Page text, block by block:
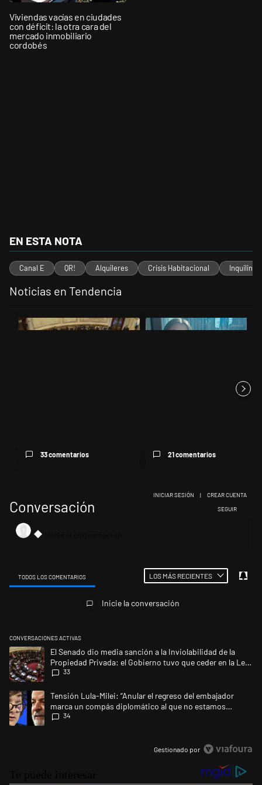
Viviendas vacías en ciudades
con déficit: la otra cara del
mercado inmobiliario
cordobés
EN ESTA NOTA
Canal E QR! Alquileres Crisis Habitacional Inquilinos
Noticias en Tendencia
Un artículo de tendencia con el título "El Senado dio media sanción
33 comentarios
Un artículo de tendencia con el
21 comentarios
Conversación SIGA ESTA
SEGUIR
INICIAR SESIÓN | CREAR CUENTA
TODOS LOS COMENTARIOS LOS MÁS RECIENTES
Inicie la conversación
CONVERSACIONES ACTIVAS
Este listado muestra los artículos con más comentarios en los últimos
Un artículo de tendencia con el título "El Senado dio media sanción a
El Senado dio media sanción a la Inviolabilidad de la
Propiedad Privada: el Gobierno tuvo que ceder en la Ley
del Manejo del Fuego
33
Un artículo de tendencia con el título "Tensión Lula-Milei: “Anular el
Tensión Lula-Milei: “Anular el regreso del embajador
marca un compás diplomático al que no estamos
acostumbrados"
34
Gestionado por